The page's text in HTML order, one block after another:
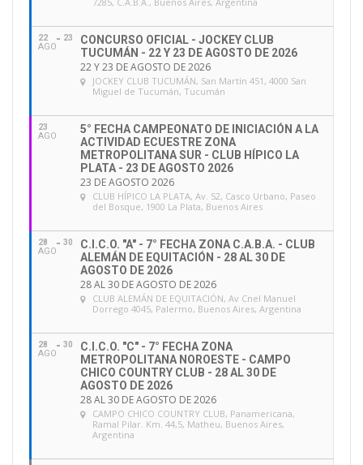
22
AGO
23
CONCURSO OFICIAL - JOCKEY CLUB
TUCUMÁN - 22 Y 23 DE AGOSTO DE 2026
22 Y 23 DE AGOSTO DE 2026
JOCKEY CLUB TUCUMÁN, San Martín 451, 4000 San
Miguel de Tucumán, Tucumán
23
AGO
5° FECHA CAMPEONATO DE INICIACIÓN A LA
ACTIVIDAD ECUESTRE ZONA
METROPOLITANA SUR - CLUB HÍPICO LA
PLATA - 23 DE AGOSTO 2026
23 DE AGOSTO 2026
CLUB HÍPICO LA PLATA, Av. 52, Casco Urbano, Paseo
del Bosque, 1900 La Plata, Buenos Aires
28
AGO
30
C.I.C.O. "A" - 7° FECHA ZONA C.A.B.A. - CLUB
ALEMÁN DE EQUITACIÓN - 28 AL 30 DE
AGOSTO DE 2026
28 AL 30 DE AGOSTO DE 2026
CLUB ALEMÁN DE EQUITACIÓN, Av Cnel Manuel
Dorrego 4045, Palermo, Buenos Aires, Argentina
28
AGO
30
C.I.C.O. "C" - 7° FECHA ZONA
METROPOLITANA NOROESTE - CAMPO
CHICO COUNTRY CLUB - 28 AL 30 DE
AGOSTO DE 2026
28 AL 30 DE AGOSTO DE 2026
CAMPO CHICO COUNTRY CLUB, Panamericana,
Ramal Pilar. Km. 44,5, Matheu, Buenos Aires,
Argentina